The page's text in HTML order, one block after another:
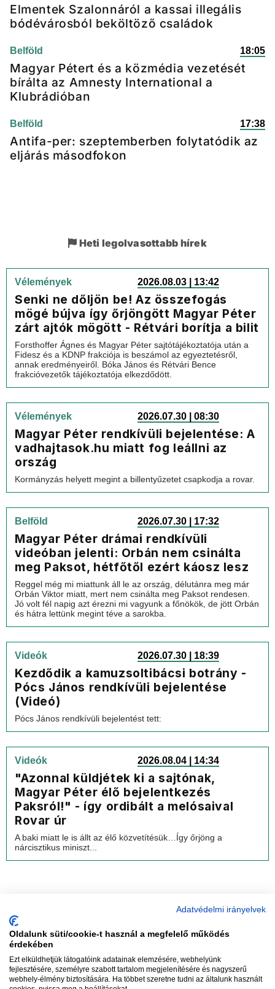
Elmentek Szalonnáról a kassai illegális
bódévárosból beköltöző családok
Belföld 18:05
Magyar Pétert és a közmédia vezetését
bírálta az Amnesty International a
Klubrádióban
Belföld 17:38
Antifa-per: szeptemberben folytatódik az
eljárás másodfokon
Heti legolvasottabb hírek
Vélemények 2026.08.03 | 13:42
Senki ne dőljön be! Az összefogás
mögé bújva így őrjöngött Magyar Péter
zárt ajtók mögött - Rétvári borítja a bilit
Forsthoffer Ágnes és Magyar Péter sajtótájékoztatója után a
Fidesz és a KDNP frakciója is beszámol az egyeztetésről,
annak eredményeiről. Bóka János és Rétvári Bence
frakcióvezetők tájékoztatója elkezdődött.
Vélemények 2026.07.30 | 08:30
Magyar Péter rendkívüli bejelentése: A
vadhajtasok.hu miatt fog leállni az
ország
Kormányzás helyett megint a billentyűzetet csapkodja a rovar.
Belföld 2026.07.30 | 17:32
Magyar Péter drámai rendkívüli
videóban jelenti: Orbán nem csinálta
meg Paksot, hétfőtől ezért káosz lesz
Reggel még mi miattunk áll le az ország, délutánra meg már
Orbán Viktor miatt, mert nem csinálta meg Paksot rendesen.
Jó volt fél napig azt érezni mi vagyunk a főnökök, de jött Orbán
és hátra lettünk megint téve a sarokba.
Videók 2026.07.30 | 18:39
Kezdődik a kamuzsoltibácsi botrány -
Pócs János rendkívüli bejelentése
(Videó)
Pócs János rendkívüli bejelentést tett:
Videók 2026.08.04 | 14:34
"Azonnal küldjétek ki a sajtónak,
Magyar Péter élő bejelentkezés
Paksról!" - így ordibált a melósaival
Rovar úr
A baki miatt le is állt az élő közvetítésük…Így őrjöng a
nárcisztikus miniszt...
Szerkesztőség:szerk@vadhajtasok.hu
Adatvédelmi irányelvek
Oldalunk süti/cookie-t használ a megfelelő működés
érdekében
Ezt elküldhetjük látogatóink adatainak elemzésére, webhelyünk
fejlesztésére, személyre szabott tartalom megjelenítésére és nagyszerű
webhely-élmény biztosítására. Ha többet szeretne tudni az általunk használt